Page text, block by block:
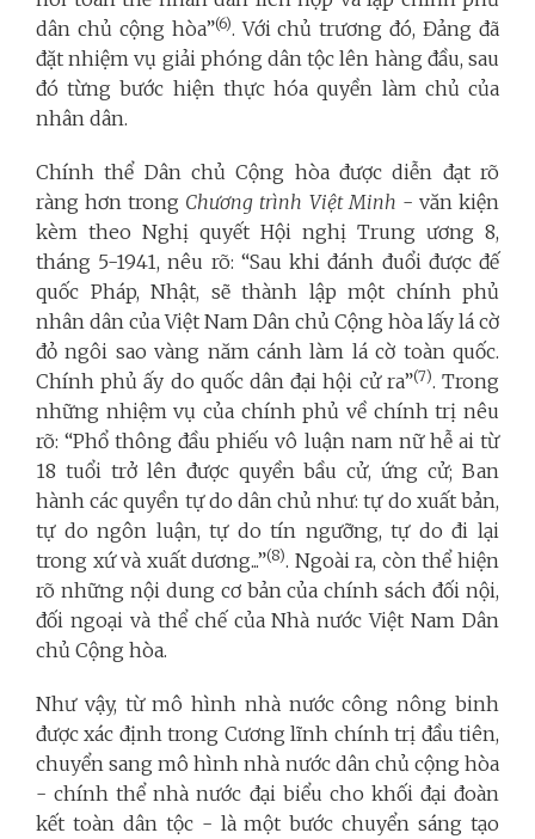
dân chủ cộng hòa”(6). Với chủ trương đó, Đảng đã
đặt nhiệm vụ giải phóng dân tộc lên hàng đầu, sau
đó từng bước hiện thực hóa quyền làm chủ của
nhân dân.
Chính thể Dân chủ Cộng hòa được diễn đạt rõ
ràng hơn trong Chương trình Việt Minh - văn kiện
kèm theo Nghị quyết Hội nghị Trung ương 8,
tháng 5-1941, nêu rõ: “Sau khi đánh đuổi được đế
quốc Pháp, Nhật, sẽ thành lập một chính phủ
nhân dân của Việt Nam Dân chủ Cộng hòa lấy lá cờ
đỏ ngôi sao vàng năm cánh làm lá cờ toàn quốc.
Chính phủ ấy do quốc dân đại hội cử ra”(7). Trong
những nhiệm vụ của chính phủ về chính trị nêu
rõ: “Phổ thông đầu phiếu vô luận nam nữ hễ ai từ
18 tuổi trở lên được quyền bầu cử, ứng cử; Ban
hành các quyền tự do dân chủ như: tự do xuất bản,
tự do ngôn luận, tự do tín ngưỡng, tự do đi lại
trong xứ và xuất dương...”(8). Ngoài ra, còn thể hiện
rõ những nội dung cơ bản của chính sách đối nội,
đối ngoại và thể chế của Nhà nước Việt Nam Dân
chủ Cộng hòa.
Như vậy, từ mô hình nhà nước công nông binh
được xác định trong Cương lĩnh chính trị đầu tiên,
chuyển sang mô hình nhà nước dân chủ cộng hòa
- chính thể nhà nước đại biểu cho khối đại đoàn
kết toàn dân tộc - là một bước chuyển sáng tạo